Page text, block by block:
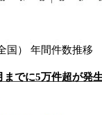
国） 年間件数推移
までに5万件超が発